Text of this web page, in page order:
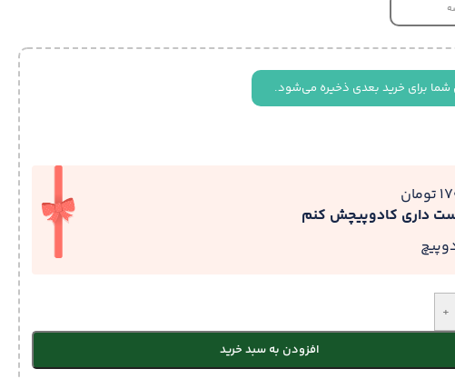
برای خرید بعدی ذخیره می‌شود.
داری کادوپیچش کنم
+
افزودن به سبد خرید